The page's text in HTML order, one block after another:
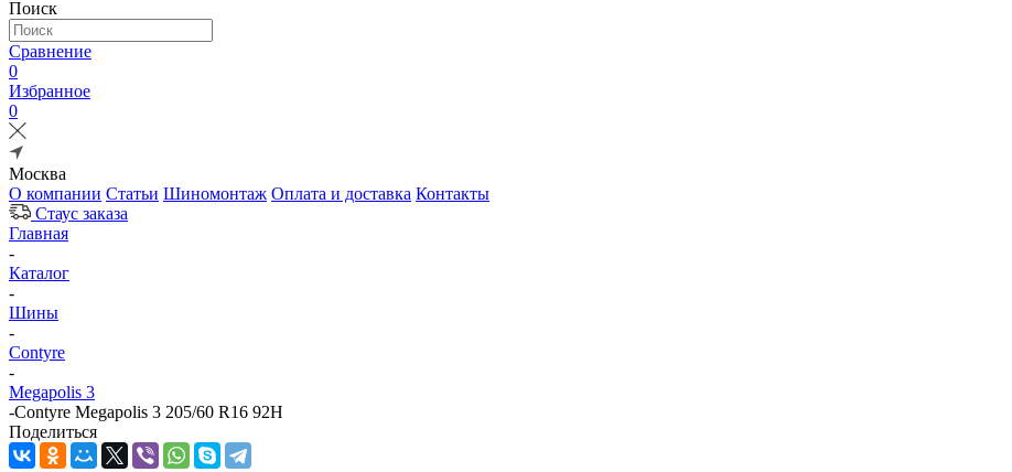
Поиск
Сравнение
0
Избранное
0
Москва
О компании Статьи Шиномонтаж Оплата и доставка Контакты
Стаус заказа
Главная
-
Каталог
-
Шины
-
Contyre
-
Megapolis 3
-Contyre Megapolis 3 205/60 R16 92H
Поделиться